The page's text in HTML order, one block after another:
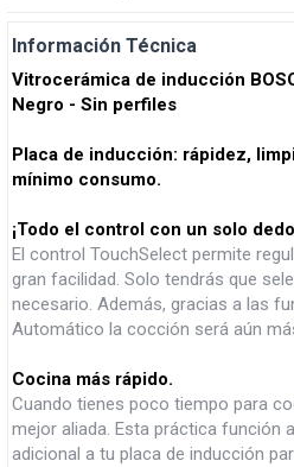
Información Técnica
Vitrocerámica de inducción
Negro - Sin perfiles
Placa de inducción: rápidez,
mínimo consumo.
¡Todo el control con un solo
El control TouchSelect permite
gran facilidad. Solo tendrás que
necesario. Además, gracias a las
Automático la cocción será aún
Cocina más rápido.
Cuando tienes poco tiempo para
mejor aliada. Esta práctica función
adicional a tu placa de inducción